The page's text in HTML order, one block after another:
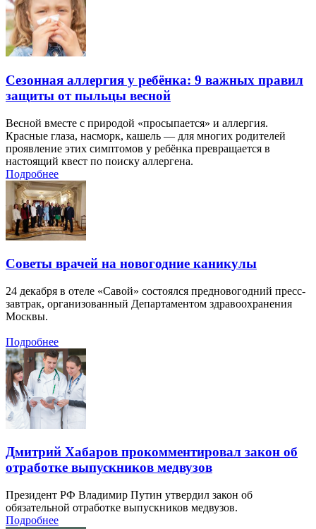
Сезонная аллергия у ребёнка: 9 важных правил
защиты от пыльцы весной
Весной вместе с природой «просыпается» и аллергия.
Красные глаза, насморк, кашель — для многих родителей
проявление этих симптомов у ребёнка превращается в
настоящий квест по поиску аллергена.
Подробнее
Советы врачей на новогодние каникулы
24 декабря в отеле «Савой» состоялся предновогодний пресс-
завтрак, организованный Департаментом здравоохранения
Москвы.
Подробнее
Дмитрий Хабаров прокомментировал закон об
отработке выпускников медвузов
Президент РФ Владимир Путин утвердил закон об
обязательной отработке выпускников медвузов.
Подробнее